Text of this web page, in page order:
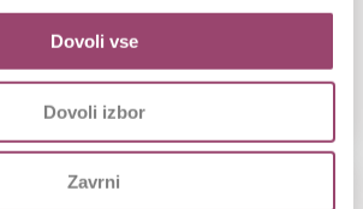
Dovoli vse
Dovoli izbor
Zavrni